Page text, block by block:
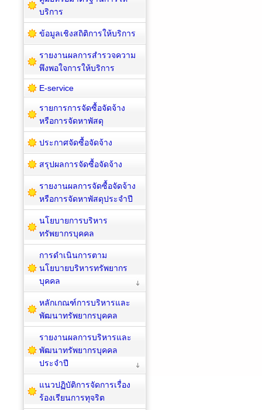
บริการ
ข้อมูลเชิงสถิติการให้บริการ
รายงานผลการสำรวจความ
พึงพอใจการให้บริการ
E-service
รายการการจัดซื้อจัดจ้าง
หรือการจัดหาพัสดุ
ประกาศจัดซื้อจัดจ้าง
สรุปผลการจัดซื้อจัดจ้าง
รายงานผลการจัดซื้อจัดจ้าง
หรือการจัดหาพัสดุประจำปี
นโยบายการบริหาร
ทรัพยากรบุคคล
การดำเนินการตาม
นโยบายบริหารทรัพยากร
บุคคล
หลักเกณฑ์การบริหารและ
พัฒนาทรัพยากรบุคคล
รายงานผลการบริหารและ
พัฒนาทรัพยากรบุคคล
ประจำปี
แนวปฏิบัติการจัดการเรื่อง
ร้องเรียนการทุจริต